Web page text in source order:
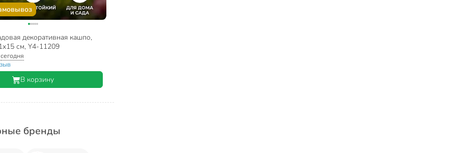
декоративная кашпо,
см, Y4-11209
сегодня
В корзину
бренды